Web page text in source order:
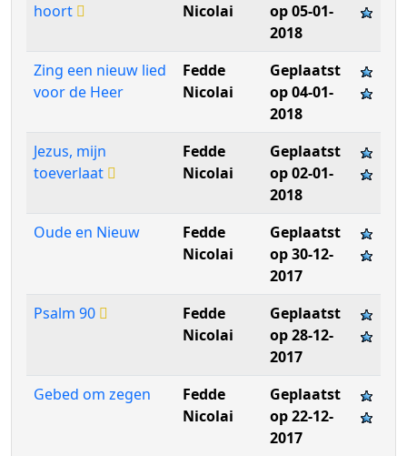
hoort
Nicolai
op 05-01-
2018
Zing een nieuw lied
voor de Heer
Fedde
Nicolai
Geplaatst
op 04-01-
2018
Jezus, mijn
toeverlaat
Fedde
Nicolai
Geplaatst
op 02-01-
2018
Oude en Nieuw
Fedde
Nicolai
Geplaatst
op 30-12-
2017
Psalm 90
Fedde
Nicolai
Geplaatst
op 28-12-
2017
Gebed om zegen
Fedde
Nicolai
Geplaatst
op 22-12-
2017